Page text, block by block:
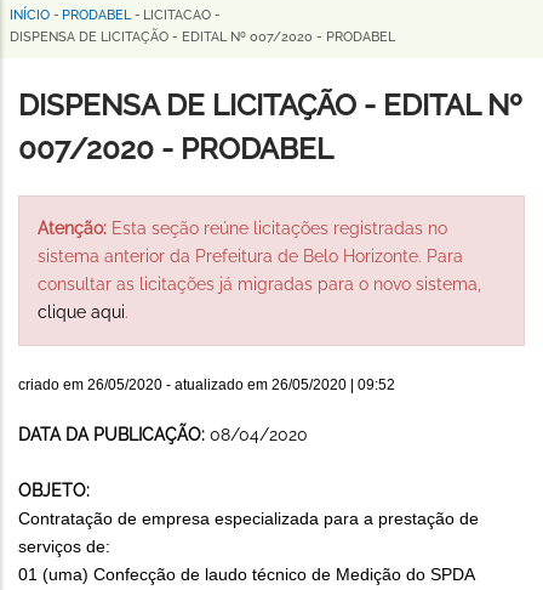
Horizonte
Trilha
navegação
INÍCIO - PRODABEL - LICITACAO -
DISPENSA DE LICITAÇÃO - EDITAL Nº 007/2020 - PRODABEL
DISPENSA DE LICITAÇÃO - EDITAL Nº
007/2020 - PRODABEL
Atenção: Esta seção reúne licitações registradas no
sistema anterior da Prefeitura de Belo Horizonte. Para
consultar as licitações já migradas para o novo sistema,
clique aqui.
criado em 26/05/2020 - atualizado em 26/05/2020 | 09:52
DATA DA PUBLICAÇÃO: 08/04/2020
OBJETO:
Contratação de empresa especializada para a prestação de
serviços de:
01 (uma) Confecção de laudo técnico de Medição do SPDA